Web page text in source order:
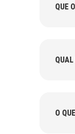
QUE
O